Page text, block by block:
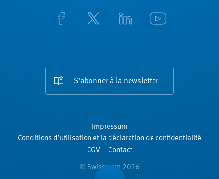
S'abonner à la newsletter
Impressum
Conditions d’utilisation et la déclaration de confidentialité
CGV
Contact
© Swissmem 2026